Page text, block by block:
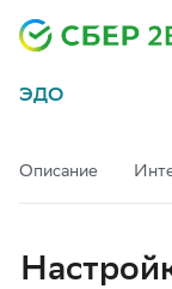
ЭДО
Описание